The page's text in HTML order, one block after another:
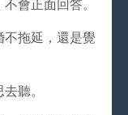
會正面回答。
不拖延，還是覺
聽。